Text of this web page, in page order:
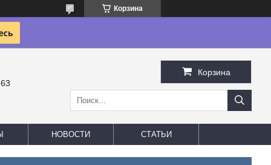
Корзина
Корзина
НОВОСТИ СТАТЬИ